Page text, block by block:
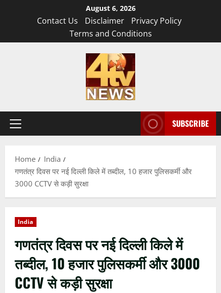
August 6, 2026
Contact Us Disclaimer
Privacy Policy
Terms and Conditions
Primary
SUBSCRIBE
Home
India
गणतंत्र दिवस पर नई दिल्ली किले में तब्दील, 10 हजार पुलिसकर्मी और
3000 CCTV से कड़ी सुरक्षा
India
गणतंत्र दिवस पर नई दिल्ली किले में
तब्दील, 10 हजार पुलिसकर्मी और 3000
CCTV से कड़ी सुरक्षा